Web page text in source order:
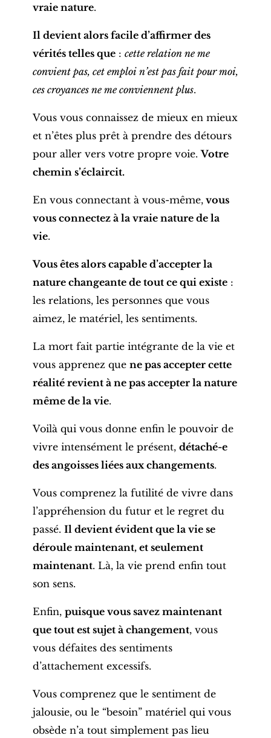
vraie nature.
Il devient alors facile d’affirmer des
vérités telles que: cette relation ne me
convient pas, cet emploi n’est pas fait pour moi,
ces croyances ne me conviennent plus.
Vous vous connaissez de mieux en mieux
et n’êtes plus prêt à prendre des détours
pour aller vers votre propre voie.Votre
chemin s’éclaircit.
En vous connectant à vous-même, vous
vous connectez à la vraie nature de la
vie.
Vous êtes alors capable d’accepter la
nature changeante de tout ce qui existe:
les relations, les personnes que vous
aimez, le matériel, les sentiments.
La mort fait partie intégrante de la vie et
vous apprenez que ne pas accepter cette
réalité revient à ne pas accepter la nature
même de la vie.
Voilà qui vous donne enfin le pouvoir de
vivre intensément le présent, détaché-e
des angoisses liées aux changements.
Vous comprenez la futilité de vivre dans
l’appréhension du futur et le regret du
passé. Il devient évident que la vie se
déroule maintenant, et seulement
maintenant. Là, la vie prend enfin tout
son sens.
Enfin, puisque vous savez maintenant
que tout est sujet à changement, vous
vous défaites des sentiments
d’attachement excessifs.
Vous comprenez que le sentiment de
jalousie, ou le “besoin” matériel qui vous
obsède n’a tout simplement pas lieu